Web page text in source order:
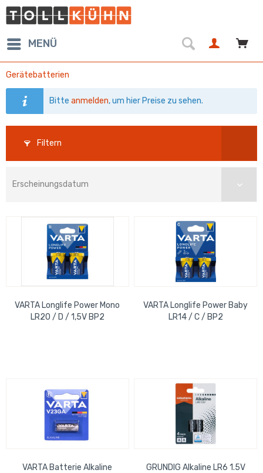
MENÜ
Gerätebatterien
Bitteanmelden, um hier Preise zu sehen.
Filtern
VARTA Longlife Power Mono
LR20 / D / 1,5V BP2
VARTA Longlife Power Baby
LR14 / C / BP2
VARTA Batterie Alkaline
GRUNDIG Alkaline LR6 1.5V